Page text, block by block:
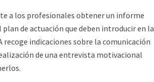
a los profesionales obtener un informe
de actuación que deben introducir en la
recoge indicaciones sobre la comunicación
de una entrevista motivacional